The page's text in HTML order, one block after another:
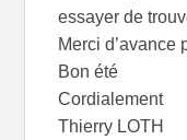
essayer de
Merci d’avance
Bon été
Cordialement
Thierry LOTH